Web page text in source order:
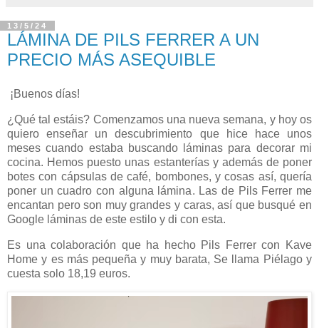
13/5/24
LÁMINA DE PILS FERRER A UN
PRECIO MÁS ASEQUIBLE
¡Buenos días!
¿Qué tal estáis? Comenzamos una nueva semana, y hoy os
quiero enseñar un descubrimiento que hice hace unos
meses cuando estaba buscando láminas para decorar mi
cocina. Hemos puesto unas estanterías y además de poner
botes con cápsulas de café, bombones, y cosas así, quería
poner un cuadro con alguna lámina. Las de Pils Ferrer me
encantan pero son muy grandes y caras, así que busqué en
Google láminas de este estilo y di con esta.
Es una colaboración que ha hecho Pils Ferrer con Kave
Home y es más pequeña y muy barata, Se llama Piélago y
cuesta solo 18,19 euros.